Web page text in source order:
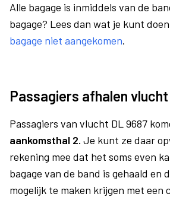
Alle bagage is inmiddels van de
bagage? Lees dan wat je kunt
bagage niet aangekomen.
Passagiers afhalen
Passagiers van vlucht DL 9687
aankomsthal 2. Je kunt ze daar
rekening mee dat het soms even
bagage van de band is gehaald en
mogelijk te maken krijgen met een